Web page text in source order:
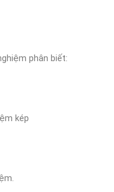
phân biết:
kép